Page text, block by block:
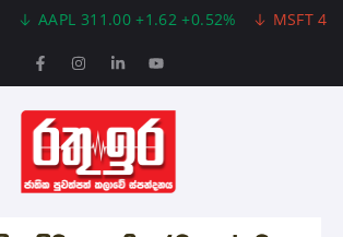
AAPL 311.00 +1.62 +0.52% MSFT